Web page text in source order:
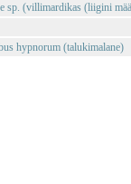
sp. (villimardikas (liigini
hypnorum (talukimalane)